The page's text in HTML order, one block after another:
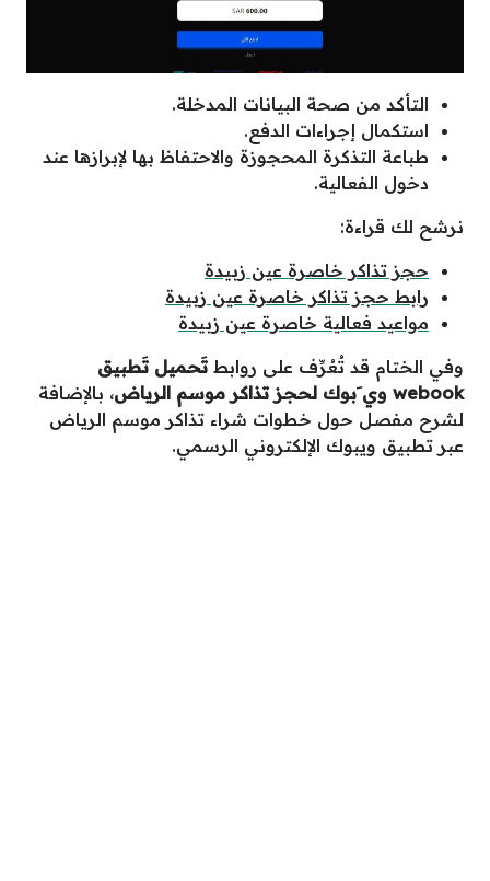
التأكد من صحة البيانات المدخلة.
استكمال إجراءات الدفع.
طباعة التذكرة المحجوزة والاحتفاظ بها لإبرازها عند
دخول الفعالية.
نرشح لك قراءة:
حجز تذاكر خاصرة عين زبيدة
رابط حجز تذاكر خاصرة عين زبيدة
مواعيد فعالية خاصرة عين زبيدة
وفي الختام قد تُعُرِّف على روابطتَحميل تَطبيق
webook وي َبوك لحجز تذاكر موسم الرياض
، بالإضافة
لشرح مفصل حول خطوات شراء تذاكر موسم الرياض
عبر تطبيق ويبوك الإلكتروني الرسمي.